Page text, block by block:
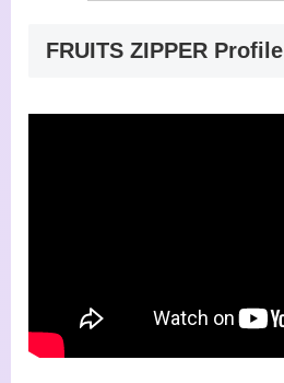
FRUITS ZIPPER Profile